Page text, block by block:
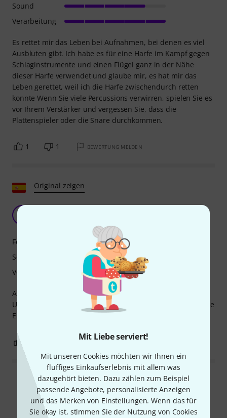
Mit Liebe serviert!
Mit unseren Cookies möchten wir Ihnen ein
fluffiges Einkaufserlebnis mit allem was
dazugehört bieten. Dazu zählen zum Beispiel
passende Angebote, personalisierte Anzeigen
und das Merken von Einstellungen. Wenn das für
Sie okay ist, stimmen Sie der Nutzung von Cookies
Es rettet mir das Leben bei Aufnahmen, bei denen es viel
Ausbluten gibt. Ich habe es für eine Harfe im Kampf gegen
Schlaginstrumente und einen Flügel ganz in der Nähe
dieser Harfe verwendet und glaube mir, es hat mir das
Leben gerettet, weil ich die Harfe zwischendurch retten
konnte Wenn Sie viele Percussions verwirren, spielen Sie es
vor Ihrem Verstärker und vergessen Sie, dass die
Plattenspieler oder die Snare durchkommen.
Sound
Verarbeitung
1 1 BEWERTUNG MELDEN
Original zeigen
Aber vielleicht nicht für jeden; die Isolation von der
Umgebung ist zwar bemerkenswert, muss aber für optimale
Ergebnisse ausgewogen sein.
Features
Sound
Verarbeitung
BEWERTUNG MELDEN
Alle Bewertungen lesen